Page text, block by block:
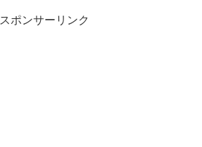
スポンサーリンク